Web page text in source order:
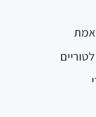
אמת